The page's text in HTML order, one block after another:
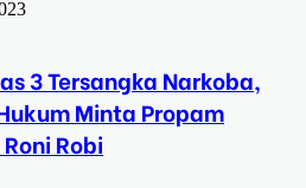
3 Tersangka Narkoba,
Minta Propam
Robi